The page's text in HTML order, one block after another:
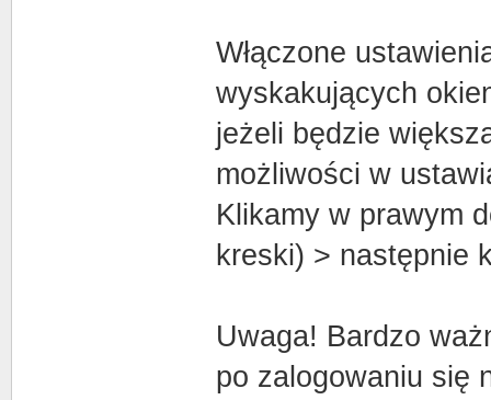
Włączone
wyskakujących
jeżeli będzie
możliwości w
Klikamy w prawym
kreski) > następnie
Uwaga! Bardzo
po zalogowaniu się